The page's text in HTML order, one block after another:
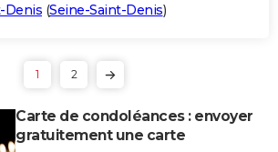
Denis (Seine-Saint-Denis)
1 2
Carte de condoléances : envoyer
gratuitement une carte